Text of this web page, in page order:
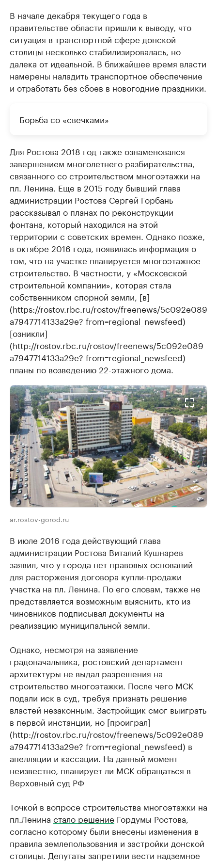
В начале декабря текущего года в
правительстве области пришли к выводу, что
ситуация в транспортной сфере донской
столицы несколько стабилизировалась, но
далека от идеальной. В ближайшее время власти
намерены наладить транспортное обеспечение
и отработать без сбоев в новогодние праздники.
Борьба со «свечками»
Для Ростова 2018 год также ознаменовался
завершением многолетнего разбирательства,
связанного со строительством многоэтажки на
пл. Ленина. Еще в 2015 году бывший глава
администрации Ростова Сергей Горбань
рассказывал о планах по реконструкции
фонтана, который находился на этой
территории с советских времен. Однако позже,
в октябре 2016 года, появилась информация о
том, что на участке планируется многоэтажное
строительство. В частности, у «Московской
строительной компании», которая стала
собственником спорной земли, [в]
(https://rostov.rbc.ru/rostov/freenews/5c092e089
a7947714133a29e? from=regional_newsfeed)
[озникли]
(http://rostov.rbc.ru/rostov/freenews/5c092e089
a7947714133a29e? from=regional_newsfeed)
планы по возведению 22-этажного дома.
ar.rostov-gorod.ru
В июле 2016 года действующий глава
администрации Ростова Виталий Кушнарев
заявил, что у города нет правовых оснований
для расторжения договора купли-продажи
участка на пл. Ленина. По его словам, также не
представляется возможным выяснить, кто из
чиновников подписывал документы на
реализацию муниципальной земли.
Однако, несмотря на заявление
градоначальника, ростовский департамент
архитектуры не выдал разрешения на
строительство многоэтажки. После чего МСК
подали иск в суд, требуя признать решение
властей незаконным. Застройщик смог выиграть
в первой инстанции, но [проиграл]
(http://rostov.rbc.ru/rostov/freenews/5c092e089
a7947714133a29e? from=regional_newsfeed) в
апелляции и кассации. На данный момент
неизвестно, планирует ли МСК обращаться в
Верховный суд РФ
Точкой в вопросе строительства многоэтажки на
пл.Ленина стало решение Гордумы Ростова,
согласно которому были внесены изменения в
правила землепользования и застройки донской
столицы. Депутаты запретили вести надземное